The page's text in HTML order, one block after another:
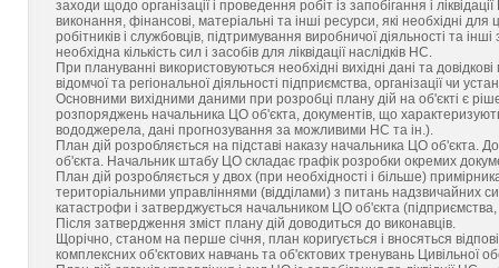
заходи щодо організації і проведення робіт із запобігання і
виконання, фінансові, матеріальні та інші ресурси, які необхідні
робітників і службовців, підтримування виробничої діяльності та
необхідна кількість сил і засобів для ліквідації наслідків НС.
При плануванні використовуються необхідні вихідні дані та
відомчої та регіональної діяльності підприємства, організації чи
Основними вихідними даними при розробці плану дій на об'єкті є
розпоряджень начальника ЦО об'єкта, документів, що
вододжерела, дані прогнозування за можливими НС та ін.).
План дій розробляється на підставі наказу начальника ЦО об'єкта.
об'єкта. Начальник штабу ЦО складає графік розробки окремих
План дій розробляється у двох (при необхідності і більше)
територіальними управліннями (відділами) з питань надзвичайних
катастрофи і затверджується начальником ЦО об'єкта
Після затвердження зміст плану дій доводиться до виконавців.
Щорічно, станом на перше січня, план коригується і вносяться
комплексних об'єктових навчань та об'єктових тренувань Цивільної